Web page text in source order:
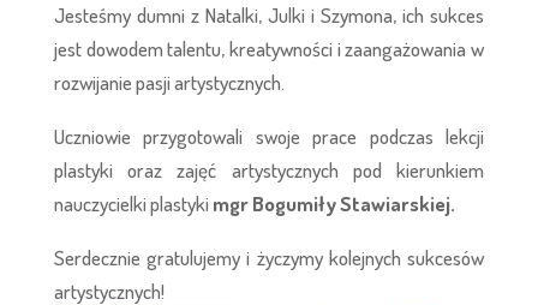
Jesteśmy dumni z Natalki, Julki i Szymona, ich sukces
jest dowodem talentu, kreatywności i zaangażowania w
rozwijanie pasji artystycznych.
Uczniowie przygotowali swoje prace podczas lekcji
plastyki oraz zajęć artystycznych pod kierunkiem
nauczycielki plastyki mgr Bogumiły Stawiarskiej.
Serdecznie gratulujemy i życzymy kolejnych sukcesów
artystycznych!